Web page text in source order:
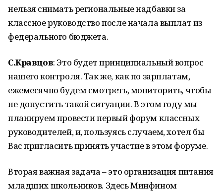
нельзя снимать региональные надбавки за
классное руководство после начала выплат из
федерального бюджета.
С.Кравцов: Это будет принципиальный вопрос
нашего контроля. Так же, как по зарплатам,
ежемесячно будем смотреть, мониторить, чтобы
не допустить такой ситуации. В этом году мы
планируем провести первый форум классных
руководителей, и, пользуясь случаем, хотел бы
Вас пригласить принять участие в этом форуме.
Вторая важная задача – это организация питания
младших школьников. Здесь Минфином